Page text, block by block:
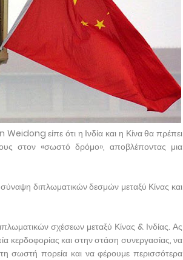
είπε ότι η Ινδία και η Κίνα θα πρέπει
στον «σωστό δρόμο», αποβλέποντας μια
διπλωματικών δεσμών μεταξύ Κίνας και
σχέσεων μεταξύ Κίνας & Ινδίας. Ας
κερδοφορίας και στην στάση συνεργασίας, να
σωστή πορεία και να φέρουμε περισσότερα